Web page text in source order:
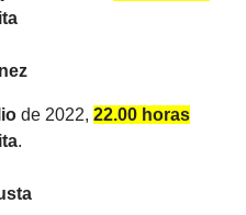
de 2022, 22.00 horas
.